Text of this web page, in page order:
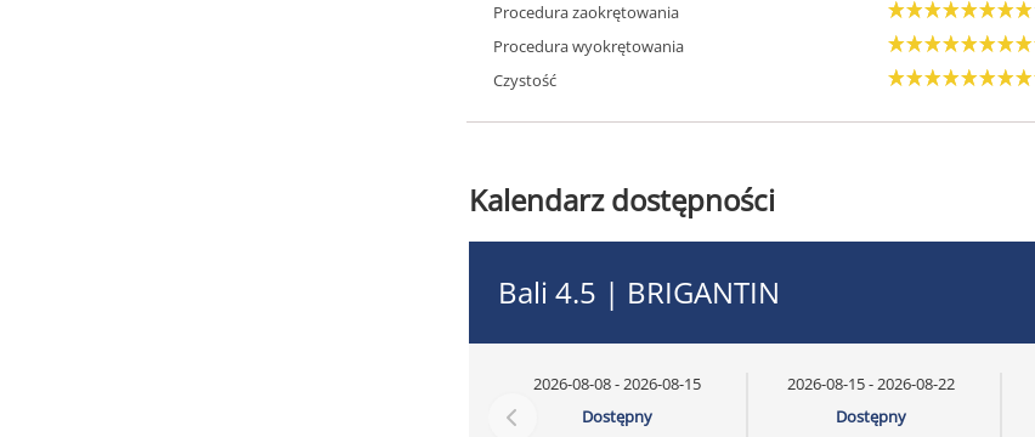
Procedura zaokrętowania
Procedura wyokrętowania
Czystość
Kalendarz dostępności
Bali 4.5 | BRIGANTIN
2026-08-08 - 2026-08-15
Dostępny
2026-08-15 - 2026-08-22
Dostępny